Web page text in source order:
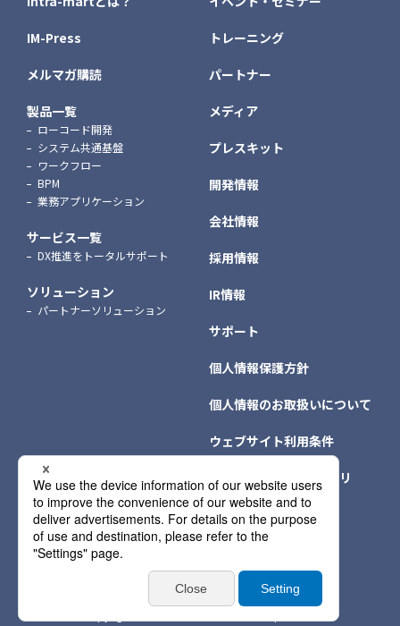
個人情報保護方針情報
サイトマップ
IM-Press
メルマガ購読
製品一覧
ローコード開発
システム共通基盤
ワークフロー
BPM
業務アプリケーション
サービス一覧
DX推進をトータルサポート
ソリューション
パートナーソリューション
トレーニング
パートナー
メディア
プレスキット
開発情報
会社情報
採用情報
IR情報
サポート
個人情報保護方針
個人情報のお取扱いについて
ウェブサイト利用条件
クッキー（Cookie）ポリ
シー